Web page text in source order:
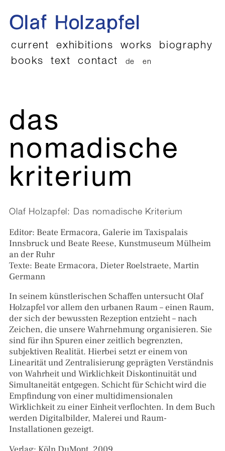
current exhibitions works
biography
books
text contact de en
das
nomadische
kriterium
Olaf Holzapfel: Das nomadische Kriterium
Editor: Beate Ermacora, Galerie im Taxispalais
Innsbruck und Beate Reese, Kunstmuseum Mülheim
an der Ruhr
Texte: Beate Ermacora, Dieter Roelstraete, Martin
Germann
In seinem künstlerischen Schaffen untersucht Olaf
Holzapfel vor allem den urbanen Raum – einen Raum,
der sich der bewussten Rezeption entzieht – nach
Zeichen, die unsere Wahrnehmung organisieren. Sie
sind für ihn Spuren einer zeitlich begrenzten,
subjektiven Realität. Hierbei setzt er einem von
Linearität und Zentralisierung geprägten Verständnis
von Wahrheit und Wirklichkeit Diskontinuität und
Simultaneität entgegen. Schicht für Schicht wird die
Empfindung von einer multidimensionalen
Wirklichkeit zu einer Einheit verflochten. In dem Buch
werden Digitalbilder, Malerei und Raum-
Installationen gezeigt.